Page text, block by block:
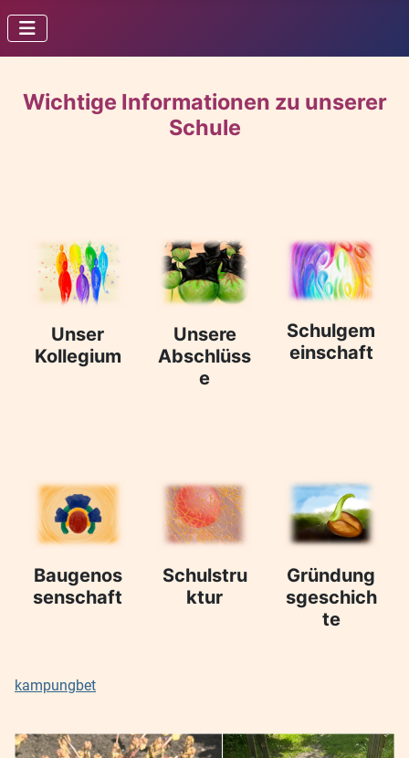
Wichtige Informationen zu unserer
Schule
Unser
Kollegium
Unsere
Abschlüss
e
Schulgem
einschaft
Baugenos
senschaft
Schulstru
ktur
Gründung
sgeschich
te
kampungbet